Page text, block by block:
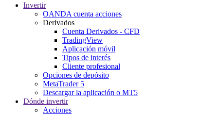
Invertir
OANDA cuenta acciones
Derivados
Cuenta Derivados - CFD
TradingView
Aplicación móvil
Tipos de interés
Cliente profesional
Opciones de depósito
MetaTrader 5
Descargar la aplicación o MT5
Dónde invertir
Acciones